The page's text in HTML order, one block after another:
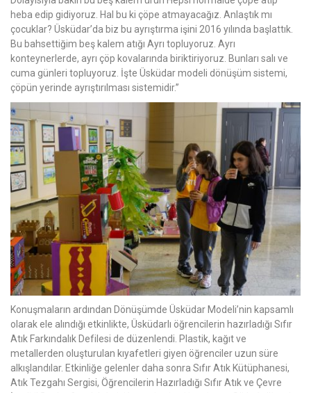
heba edip gidiyoruz. Hal bu ki çöpe atmayacağız. Anlaştık mı
çocuklar? Üsküdar’da biz bu ayrıştırma işini 2016 yılında başlattık.
Bu bahsettiğim beş kalem atığı Ayrı topluyoruz. Ayrı
konteynerlerde, ayrı çöp kovalarında biriktiriyoruz. Bunları salı ve
cuma günleri topluyoruz. İşte Üsküdar modeli dönüşüm sistemi,
çöpün yerinde ayrıştırılması sistemidir.’’
Konuşmaların ardından Dönüşümde Üsküdar Modeli’nin kapsamlı
olarak ele alındığı etkinlikte, Üsküdarlı öğrencilerin hazırladığı Sıfır
Atık Farkındalık Defilesi de düzenlendi. Plastik, kağıt ve
metallerden oluşturulan kıyafetleri giyen öğrenciler uzun süre
alkışlandılar. Etkinliğe gelenler daha sonra Sıfır Atık Kütüphanesi,
Atık Tezgahı Sergisi, Öğrencilerin Hazırladığı Sıfır Atık ve Çevre